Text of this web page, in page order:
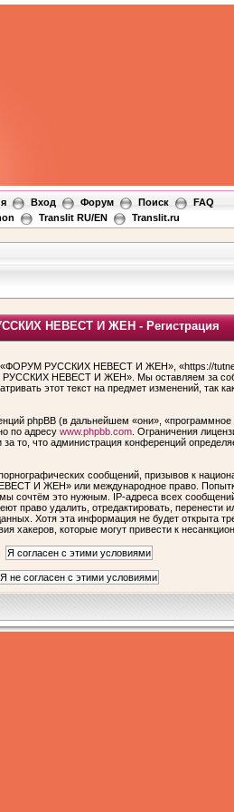
Вход Форум Поиск
FAQ
Translit RU/EN Translit.ru
НЕВЕСТ И ЖЕН - Регистрация
РУССКИХ НЕВЕСТ И ЖЕН», «https://
НЕВЕСТ И ЖЕН». Мы оставляем за
этот текст на предмет изменений,
phpBB (в дальнейшем «они», «программное
по адресу www.phpbb.com. Ограничения
то, что администрация конференций
сообщений, призывов к
И ЖЕН» или международное право.
сочтём это нужным. IP-адреса всех
удалить, отредактировать, перенести
Хотя эта информация не будет открыта
которые могут привести к